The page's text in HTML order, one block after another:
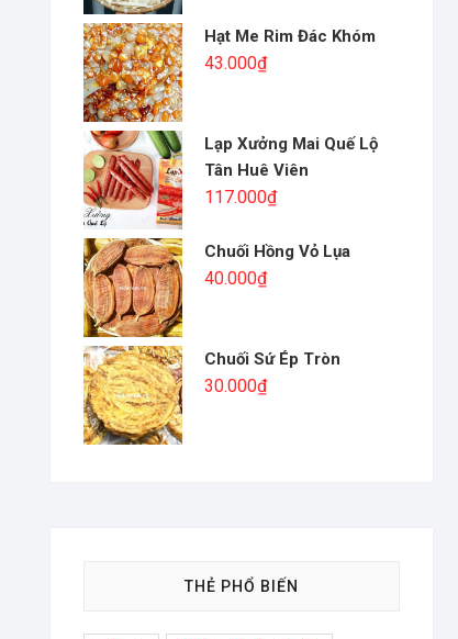
Hạt Me Rim Đác Khóm
43.000₫
Lạp Xưởng Mai Quế Lộ
Tân Huê Viên
117.000₫
Chuối Hồng Vỏ Lụa
40.000₫
Chuối Sứ Ép Tròn
30.000₫
THẺ PHỔ BIẾN